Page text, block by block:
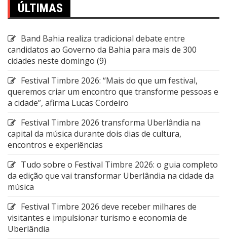
ÚLTIMAS
Band Bahia realiza tradicional debate entre
candidatos ao Governo da Bahia para mais de 300
cidades neste domingo (9)
Festival Timbre 2026: “Mais do que um festival,
queremos criar um encontro que transforme pessoas e
a cidade”, afirma Lucas Cordeiro
Festival Timbre 2026 transforma Uberlândia na
capital da música durante dois dias de cultura,
encontros e experiências
Tudo sobre o Festival Timbre 2026: o guia completo
da edição que vai transformar Uberlândia na cidade da
música
Festival Timbre 2026 deve receber milhares de
visitantes e impulsionar turismo e economia de
Uberlândia